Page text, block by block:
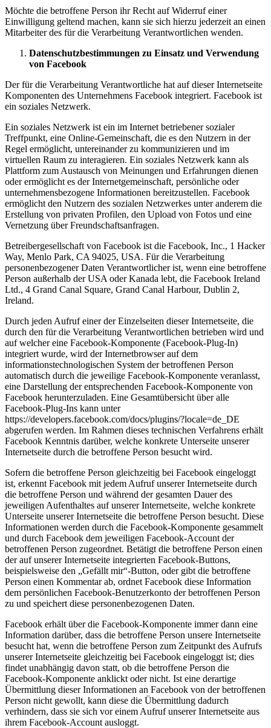
Möchte die betroffene Person ihr Recht auf Widerruf einer
Einwilligung geltend machen, kann sie sich hierzu jederzeit an einen
Mitarbeiter des für die Verarbeitung Verantwortlichen wenden.
Datenschutzbestimmungen zu Einsatz und Verwendung
von Facebook
Der für die Verarbeitung Verantwortliche hat auf dieser Internetseite
Komponenten des Unternehmens Facebook integriert. Facebook ist
ein soziales Netzwerk.
Ein soziales Netzwerk ist ein im Internet betriebener sozialer
Treffpunkt, eine Online-Gemeinschaft, die es den Nutzern in der
Regel ermöglicht, untereinander zu kommunizieren und im
virtuellen Raum zu interagieren. Ein soziales Netzwerk kann als
Plattform zum Austausch von Meinungen und Erfahrungen dienen
oder ermöglicht es der Internetgemeinschaft, persönliche oder
unternehmensbezogene Informationen bereitzustellen. Facebook
ermöglicht den Nutzern des sozialen Netzwerkes unter anderem die
Erstellung von privaten Profilen, den Upload von Fotos und eine
Vernetzung über Freundschaftsanfragen.
Betreibergesellschaft von Facebook ist die Facebook, Inc., 1 Hacker
Way, Menlo Park, CA 94025, USA. Für die Verarbeitung
personenbezogener Daten Verantwortlicher ist, wenn eine betroffene
Person außerhalb der USA oder Kanada lebt, die Facebook Ireland
Ltd., 4 Grand Canal Square, Grand Canal Harbour, Dublin 2,
Ireland.
Durch jeden Aufruf einer der Einzelseiten dieser Internetseite, die
durch den für die Verarbeitung Verantwortlichen betrieben wird und
auf welcher eine Facebook-Komponente (Facebook-Plug-In)
integriert wurde, wird der Internetbrowser auf dem
informationstechnologischen System der betroffenen Person
automatisch durch die jeweilige Facebook-Komponente veranlasst,
eine Darstellung der entsprechenden Facebook-Komponente von
Facebook herunterzuladen. Eine Gesamtübersicht über alle
Facebook-Plug-Ins kann unter
https://developers.facebook.com/docs/plugins/?locale=de_DE
abgerufen werden. Im Rahmen dieses technischen Verfahrens erhält
Facebook Kenntnis darüber, welche konkrete Unterseite unserer
Internetseite durch die betroffene Person besucht wird.
Sofern die betroffene Person gleichzeitig bei Facebook eingeloggt
ist, erkennt Facebook mit jedem Aufruf unserer Internetseite durch
die betroffene Person und während der gesamten Dauer des
jeweiligen Aufenthaltes auf unserer Internetseite, welche konkrete
Unterseite unserer Internetseite die betroffene Person besucht. Diese
Informationen werden durch die Facebook-Komponente gesammelt
und durch Facebook dem jeweiligen Facebook-Account der
betroffenen Person zugeordnet. Betätigt die betroffene Person einen
der auf unserer Internetseite integrierten Facebook-Buttons,
beispielsweise den „Gefällt mir“-Button, oder gibt die betroffene
Person einen Kommentar ab, ordnet Facebook diese Information
dem persönlichen Facebook-Benutzerkonto der betroffenen Person
zu und speichert diese personenbezogenen Daten.
Facebook erhält über die Facebook-Komponente immer dann eine
Information darüber, dass die betroffene Person unsere Internetseite
besucht hat, wenn die betroffene Person zum Zeitpunkt des Aufrufs
unserer Internetseite gleichzeitig bei Facebook eingeloggt ist; dies
findet unabhängig davon statt, ob die betroffene Person die
Facebook-Komponente anklickt oder nicht. Ist eine derartige
Übermittlung dieser Informationen an Facebook von der betroffenen
Person nicht gewollt, kann diese die Übermittlung dadurch
verhindern, dass sie sich vor einem Aufruf unserer Internetseite aus
ihrem Facebook-Account ausloggt.